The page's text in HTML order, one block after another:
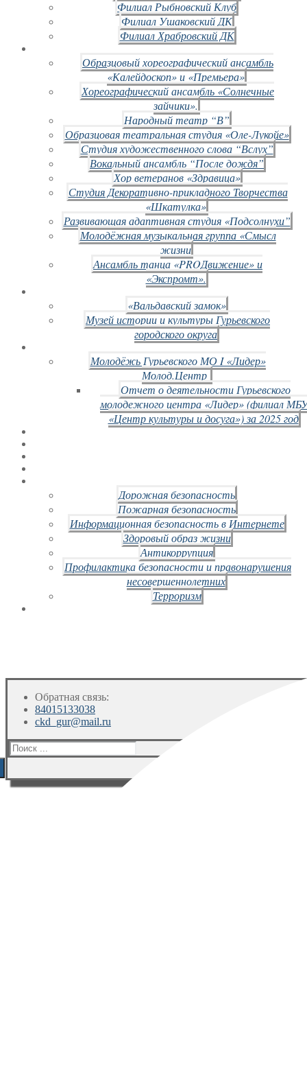
Филиал Рыбновский Клуб
Филиал Ушаковский ДК
Филиал Храбровский ДК
Образцовый хореографический ансамбль
«Калейдоскоп» и «Премьера»
Хореографический ансамбль «Солнечные
зайчики».
Народный театр “В”
Образцовая театральная студия «Оле-Лукойе»
Студия художественного слова “Вслух”
Вокальный ансамбль “После дождя”
Хор ветеранов «Здравица»
Студия Декоративно-прикладного Творчества
«Шкатулка»
Развивающая адаптивная студия «Подсолнухи”
Молодёжная музыкальная группа «Смысл
жизни
Ансамбль танца «PROДвижение» и
«Экспромт».
«Вальдавский замок»
Музей истории и культуры Гурьевского
городского округа
Молодёжь Гурьевского МО I «Лидер»
Молод.Центр
Отчет о деятельности Гурьевского
молодежного центра «Лидер» (филиал
«Центр культуры и досуга») за 2025 год
Дорожная безопасность
Пожарная безопасность
Информационная безопасность в Интернете
Здоровый образ жизни
Антикоррупция
Профилактика безопасности и правонарушения
несовершеннолетних
Терроризм
Обратная связь:
84015133038
ckd_gur@mail.ru
Искать: